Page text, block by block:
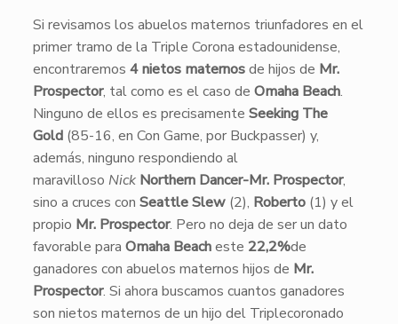
Si revisamos los abuelos maternos triunfadores en el
primer tramo de la Triple Corona estadounidense,
encontraremos 4 nietos maternosde hijos de Mr.
Prospector, tal como es el caso de Omaha Beach.
Ninguno de ellos es precisamente Seeking The
Gold(85-16, en Con Game, por Buckpasser) y,
además, ninguno respondiendo al
maravilloso Nick Northern Dancer-Mr. Prospector,
sino a cruces con Seattle Slew(2), Roberto(1) y el
propio Mr. Prospector. Pero no deja de ser un dato
favorable para Omaha Beacheste 22,2%de
ganadores con abuelos maternos hijos de Mr.
Prospector. Si ahora buscamos cuantos ganadores
son nietos maternos de un hijo del Triplecoronado